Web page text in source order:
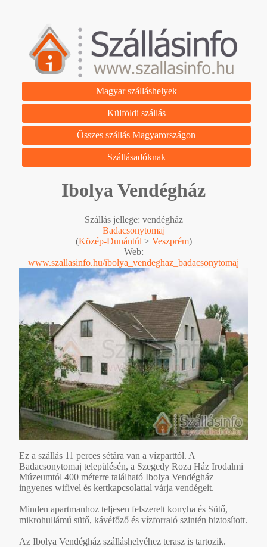
Magyar szálláshelyek
Külföldi szállás
Összes szállás Magyarországon
Szállásadóknak
Ibolya Vendégház
Szállás jellege: vendégház
Badacsonytomaj
(Közép-Dunántúl > Veszprém)
Web:
www.szallasinfo.hu/ibolya_vendeghaz_badacsonytomaj
Ez a szállás 11 perces sétára van a vízparttól. A
Badacsonytomaj településén, a Szegedy Roza Ház Irodalmi
Múzeumtól 400 méterre található Ibolya Vendégház
ingyenes wifivel és kertkapcsolattal várja vendégeit.
Minden apartmanhoz teljesen felszerelt konyha és Sütő,
mikrohullámú sütő, kávéfőző és vízforraló szintén biztosított.
Az Ibolya Vendégház szálláshelyéhez terasz is tartozik.